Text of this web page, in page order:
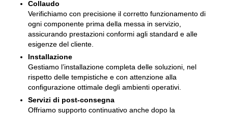
Collaudo
Verifichiamo con precisione il corretto funzionamento di
ogni componente prima della messa in servizio,
assicurando prestazioni conformi agli standard e alle
esigenze del cliente.
Installazione
Gestiamo l’installazione completa delle soluzioni, nel
rispetto delle tempistiche e con attenzione alla
configurazione ottimale degli ambienti operativi.
Servizi di post-consegna
Offriamo supporto continuativo anche dopo la